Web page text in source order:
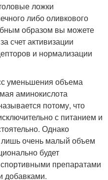
ложки
либо оливкового
образом вы можете
счет активизации
и нормализации
уменьшения объема
аминокислота
потому, что
с питанием и
Однако
очень малый объем
будет
препаратами
добавками.